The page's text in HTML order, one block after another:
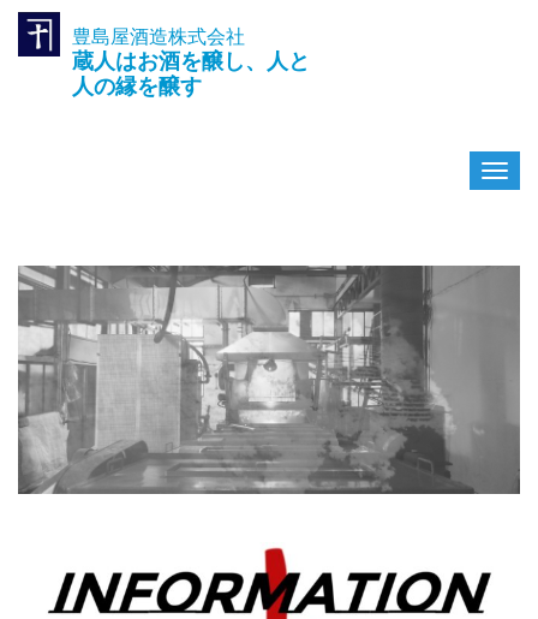
豊島屋酒造株式会社
蔵人はお酒を醸し、人と
人の縁を醸す
ナ